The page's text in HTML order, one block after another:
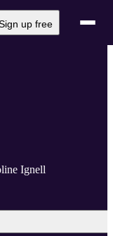
up free
Ignell